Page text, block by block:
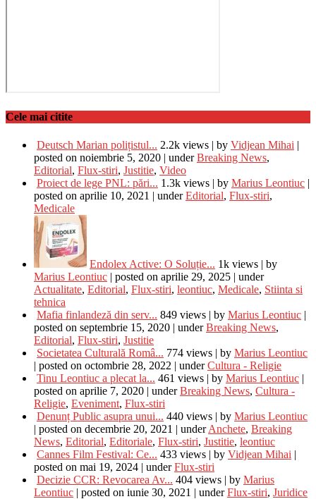
Cele mai citite
Deutsch Marian polițistul... 2.2k views | by Vidjean Mihai |
posted on noiembrie 5, 2020 | underBreaking News,
Editorial, Flux-stiri, Justitie, Video
Proiect de lege PNL: pări... 1.3k views | by Marius Leontiuc |
posted on aprilie 10, 2021 | underEditorial, Flux-stiri,
Medicale
Endolex Active: O Soluție... 1k views | by
Marius Leontiuc | posted on aprilie 29, 2025 | under
Actualitate, Editorial, Flux-stiri, leontiuc, Medicale, Stiinta si
tehnica
Mafia finlandeză din serv... 849 views | by Marius Leontiuc |
posted on septembrie 15, 2020 | underBreaking News,
Editorial, Flux-stiri, Justitie
Societatea Culturală Româ... 774 views | by Marius Leontiuc
| posted on octombrie 28, 2022 | underCultura - Religie
Tinu Leontiuc a plecat la... 461 views | by Marius Leontiuc |
posted on aprilie 7, 2020 | underBreaking News, Cultura -
Religie, Eveniment, Flux-stiri
Denunț Public asupra unui... 440 views | by Marius Leontiuc
| posted on decembrie 20, 2021 | underAnchete, Breaking
News, Editorial, Editoriale, Flux-stiri, Justitie, leontiuc
Cannes Film Festival: Ce... 433 views | by Vidjean Mihai |
posted on mai 19, 2024 | underFlux-stiri
Decizie CCR: Revocarea Av... 404 views | by Marius
Leontiuc | posted on iunie 30, 2021 | underFlux-stiri, Juridice